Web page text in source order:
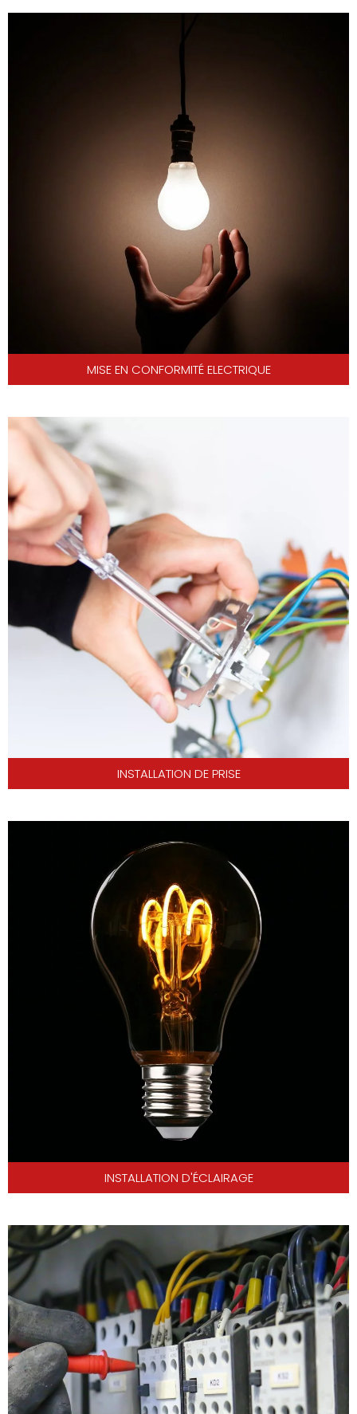
MISE EN CONFORMITÉ ELECTRIQUE
INSTALLATION DE PRISE
INSTALLATION D'ÉCLAIRAGE